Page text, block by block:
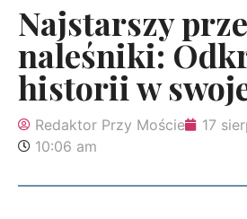
Najstarszy
naleśniki:
historii w
Redaktor Przy Moście
17
10:06 am